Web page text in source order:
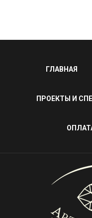
ГЛАВНАЯ
ПРОЕКТЫ И